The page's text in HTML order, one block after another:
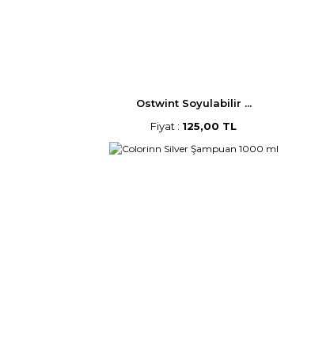
Ostwint Soyulabilir ...
Fiyat : 125,00 TL